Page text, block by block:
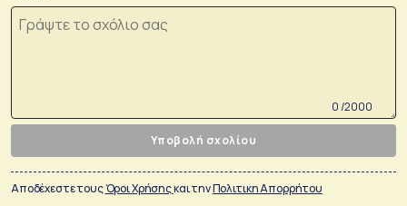
0 /2000
Υποβολή σχολίου
Αποδέχεστε τουςΌροι Χρήσηςκαι τηνΠολιτικη Απορρήτου